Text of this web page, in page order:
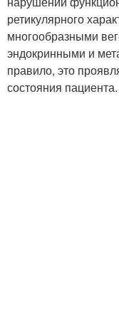
ретикулярного
многообразными
эндокринными и
правило, это
состояния пациента.